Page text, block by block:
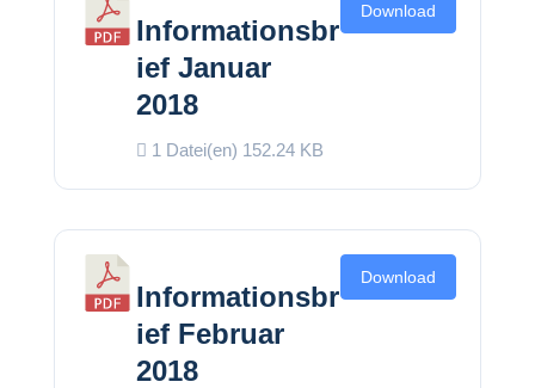
Informationsbr
ief Januar
2018
1 Datei(en) 152.24 KB
Download
Informationsbr
ief Februar
2018
Download